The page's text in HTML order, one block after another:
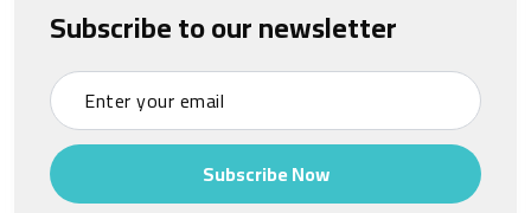
Subscribe to our newsletter
Subscribe Now